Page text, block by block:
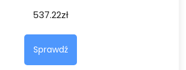
537.22zł
Sprawdź